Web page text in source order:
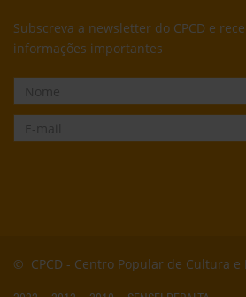
Subscreva a newsletter do CPCD e
informações importantes
© CPCD - Centro Popular de Cultura e